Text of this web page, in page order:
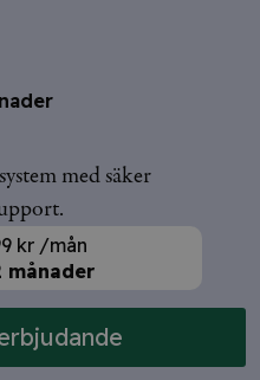
med säker
kr /mån
månader